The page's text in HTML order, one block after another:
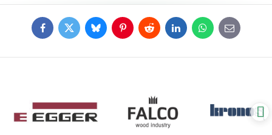
FacebookTwitterBlueskyPinterestReddit LinkedInWhatsApp
E-
mail